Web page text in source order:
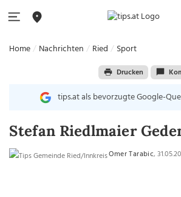
Home Nachrichten Ried Sport
Drucken
tips.at als bevorzugte Google-
Stefan Riedlmaier
Omer Tarabic,